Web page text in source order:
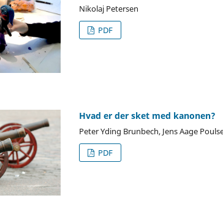
Nikolaj Petersen
PDF
Hvad er der sket med kanonen?
Peter Yding Brunbech, Jens Aage
PDF